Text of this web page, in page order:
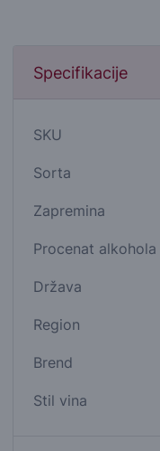
Specifikacije
SKU
Sorta
Zapremina
Procenat alkohola
Država
Region
Brend
Stil vina